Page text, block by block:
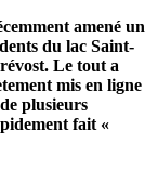
amené un
du lac Saint-
Le tout a
mis en ligne
plusieurs
fait «